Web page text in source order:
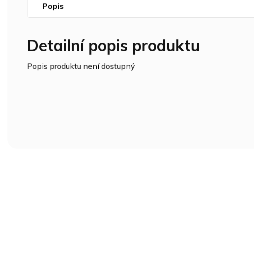
Popis
Detailní popis produktu
Popis produktu není dostupný